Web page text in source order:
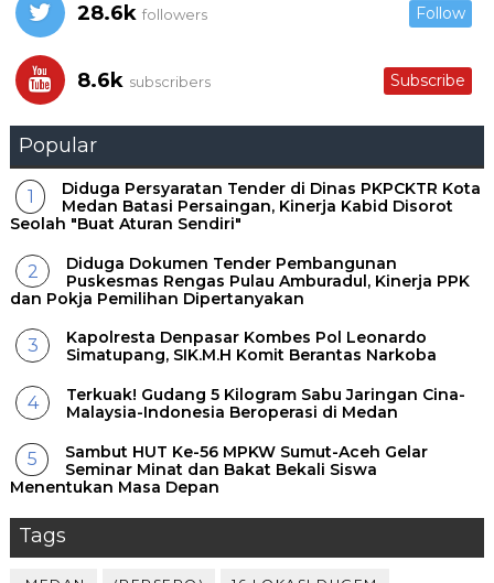
28.6k followers Follow
8.6k subscribers Subscribe
Popular
Diduga Persyaratan Tender di Dinas PKPCKTR Kota
Medan Batasi Persaingan, Kinerja Kabid Disorot
Seolah "Buat Aturan Sendiri"
Diduga Dokumen Tender Pembangunan
Puskesmas Rengas Pulau Amburadul, Kinerja PPK
dan Pokja Pemilihan Dipertanyakan
Kapolresta Denpasar Kombes Pol Leonardo
Simatupang, SIK.M.H Komit Berantas Narkoba
Terkuak! Gudang 5 Kilogram Sabu Jaringan Cina-
Malaysia-Indonesia Beroperasi di Medan
Sambut HUT Ke-56 MPKW Sumut-Aceh Gelar
Seminar Minat dan Bakat Bekali Siswa
Menentukan Masa Depan ‎
Tags